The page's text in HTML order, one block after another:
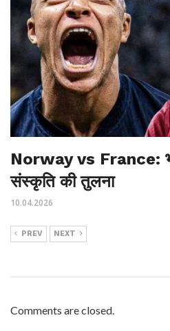
Norway vs France:
संस्कृति की तुलना
10.04.2026
PREV NEXT
Comments are closed.